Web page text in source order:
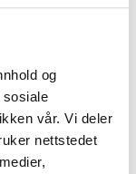
og
sosiale
vår. Vi deler
nettstedet
Dunkelheit,
darauf freuen,
TOURTYP